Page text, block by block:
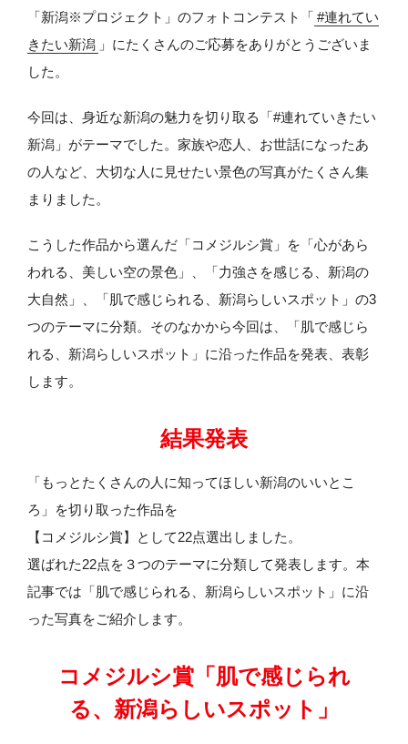
「新潟※プロジェクト」のフォトコンテスト「 #連れてい
きたい新潟 」にたくさんのご応募をありがとうございま
した。
今回は、身近な新潟の魅力を切り取る「#連れていきたい
新潟」がテーマでした。家族や恋人、お世話になったあ
の人など、大切な人に見せたい景色の写真がたくさん集
まりました。
こうした作品から選んだ「コメジルシ賞」を「心があら
われる、美しい空の景色」、「力強さを感じる、新潟の
大自然」、「肌で感じられる、新潟らしいスポット」の3
つのテーマに分類。そのなかから今回は、「肌で感じら
れる、新潟らしいスポット」に沿った作品を発表、表彰
します。
結果発表
「もっとたくさんの人に知ってほしい新潟のいいとこ
ろ」を切り取った作品を
【コメジルシ賞】として22点選出しました。
選ばれた22点を３つのテーマに分類して発表します。本
記事では「肌で感じられる、新潟らしいスポット」に沿
った写真をご紹介します。
コメジルシ賞「肌で感じられ
る、新潟らしいスポット」